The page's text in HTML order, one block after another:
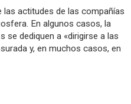
actitudes de las compañías
En algunos casos, la
se dediquen a «dirigirse a las
y, en muchos casos, en